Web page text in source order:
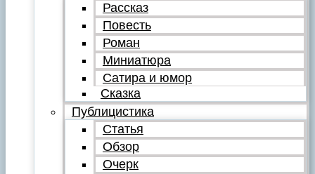
Рассказ
Повесть
Роман
Миниатюра
Сатира и юмор
Сказка
Публицистика
Статья
Обзор
Очерк